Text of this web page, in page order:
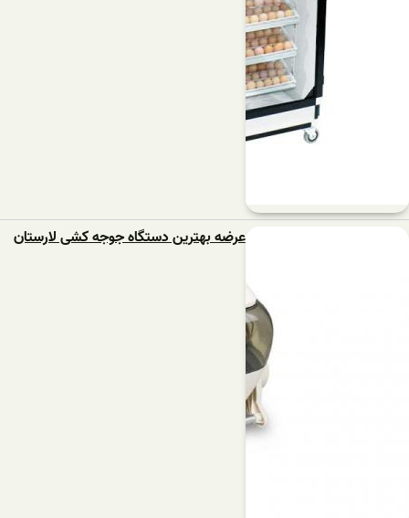
عرضه بهترین دستگاه جوجه کشی لارستان